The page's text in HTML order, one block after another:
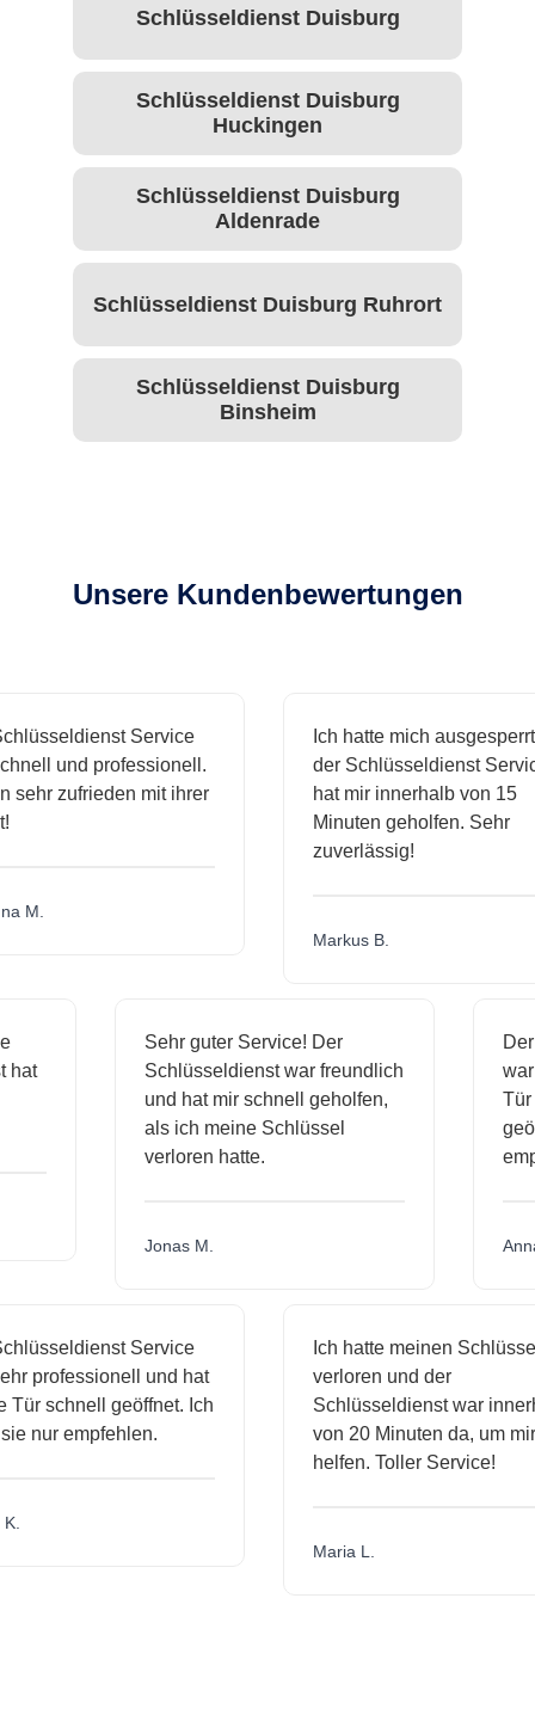
Schlüsseldienst Duisburg⁠
Schlüsseldienst Duisburg
Huckingen
Schlüsseldienst Duisburg
Aldenrade
Schlüsseldienst Duisburg Ruhrort
Schlüsseldienst Duisburg
Binsheim
Unsere Kundenbewertungen
Service
und professionell.
zufrieden mit ihrer
M.
Ich hatte mich ausgesperrt
der Schlüsseldienst Service
hat mir innerhalb von 15
Minuten geholfen. Sehr
zuverlässig!
Markus B.
hat
Sehr guter Service! Der
Schlüsseldienst war freundlich
und hat mir schnell geholfen,
als ich meine Schlüssel
verloren hatte.
Jonas M.
Service
professionell und hat
schnell geöffnet. Ich
nur empfehlen.
Ich hatte meinen Schlüssel
verloren und der
Schlüsseldienst war
von 20 Minuten da, um mir
helfen. Toller Service!
Maria L.